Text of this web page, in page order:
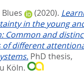
(2020).
in the young
Common and
of different
PhD thesis,
Köln.